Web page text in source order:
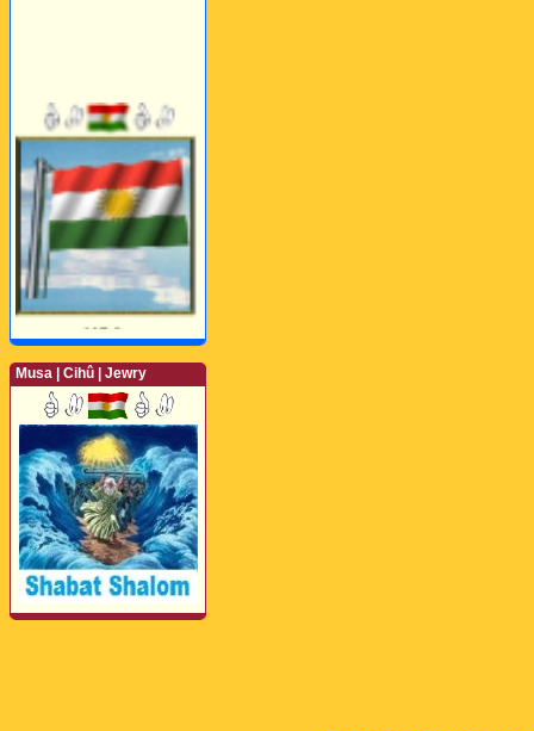
Musa | Cihû | Jewry